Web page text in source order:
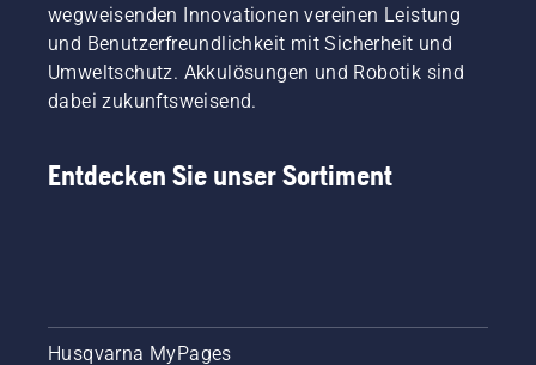
wegweisenden Innovationen vereinen Leistung
und Benutzerfreundlichkeit mit Sicherheit und
Umweltschutz. Akkulösungen und Robotik sind
dabei zukunftsweisend.
Entdecken Sie unser Sortiment
Husqvarna MyPages